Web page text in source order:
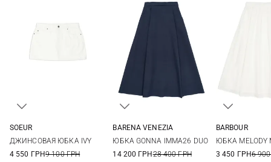
SOEUR
ДЖИНСОВАЯ ЮБКА IVY
4 550 ГРН9 100 ГРН
BARENA VENEZIA
ЮБКА GONNA IMMA26 DUO
14 200 ГРН28 400 ГРН
BARBOUR
ЮБКА MELODY
3 450 ГРН6